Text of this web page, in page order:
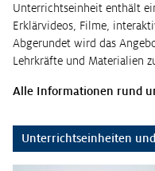
Unterrichtseinheit enthält
Erklärvideos, Filme,
Abgerundet wird das
Lehrkräfte und Materialien
Alle Informationen rund
Unterrichtseinheiten